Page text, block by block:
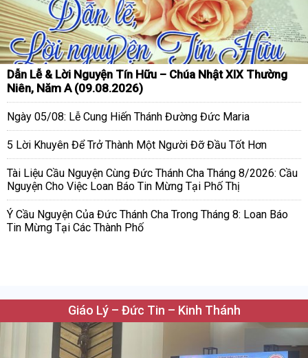
Dẫn Lễ & Lời Nguyện Tín Hữu – Chúa Nhật XIX Thường
Niên, Năm A (09.08.2026)
Ngày 05/08: Lễ Cung Hiến Thánh Đường Đức Maria
5 Lời Khuyên Để Trở Thành Một Người Đỡ Đầu Tốt Hơn
Tài Liệu Cầu Nguyện Cùng Đức Thánh Cha Tháng 8/2026: Cầu
Nguyện Cho Việc Loan Báo Tin Mừng Tại Phố Thị
Ý Cầu Nguyện Của Đức Thánh Cha Trong Tháng 8: Loan Báo
Tin Mừng Tại Các Thành Phố
Giáo Lý – Đức Tin – Kinh Thánh